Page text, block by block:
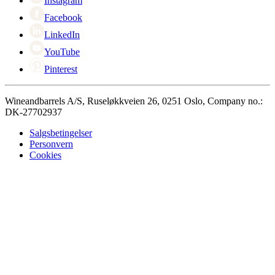
Facebook
LinkedIn
YouTube
Pinterest
Wineandbarrels A/S, Ruseløkkveien 26, 0251 Oslo, Company no.:
DK-27702937
Salgsbetingelser
Personvern
Cookies